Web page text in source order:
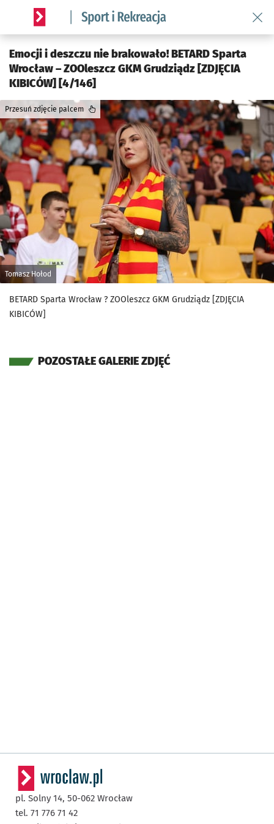
Serwis informacyjny wroclaw.pl podserwis: Sport i rekreacja
Emocji i deszczu nie brakowało! BETARD Sparta
Wrocław – ZOOleszcz GKM Grudziądz [ZDJĘCIA
KIBICÓW] [4/146]
Tomasz Hołod
Przesuń zdjęcie palcem
BETARD Sparta Wrocław ? ZOOleszcz GKM Grudziądz [ZDJĘCIA
KIBICÓW]
POZOSTAŁE GALERIE ZDJĘĆ
pl. Solny 14, 50-062 Wrocław
tel. 71 776 71 42